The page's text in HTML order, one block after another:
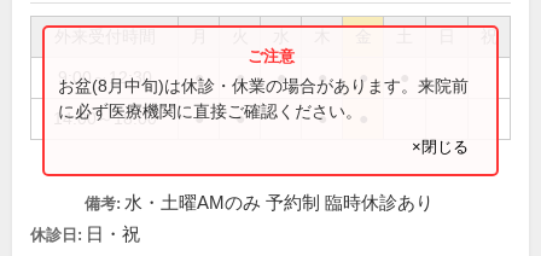
祝
9:00～12:30 ● ● ● ● ●
14:00～18:00 ● ● ●
お盆(8月中旬)は休診・休業の場合があります。来院前
に必ず医療機関に直接ご確認ください。
×閉じる
備考: 水・土曜AMのみ 予約制 臨時休診あり
休診日: 日・祝